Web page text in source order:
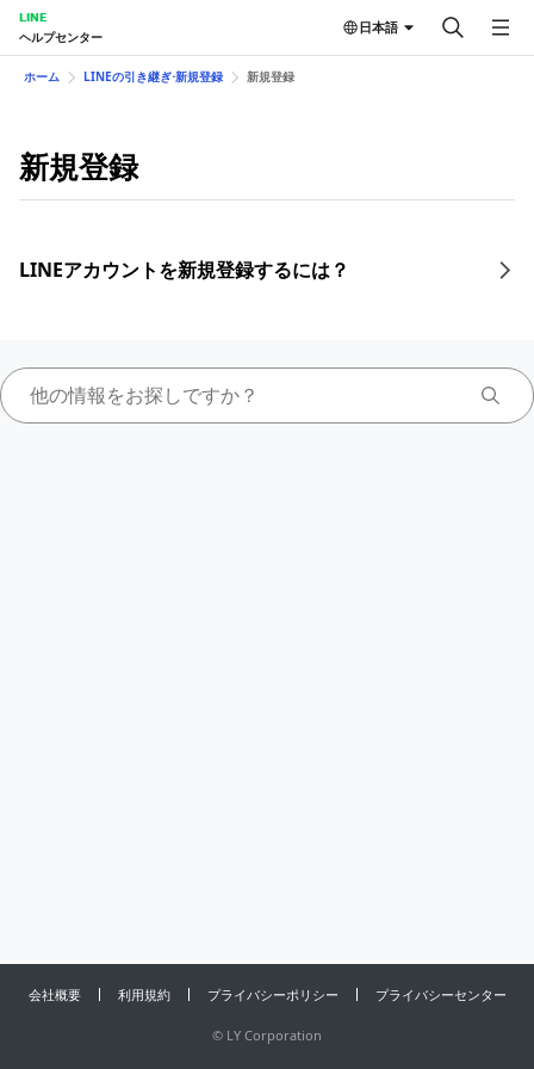
LINE
ヘルプセンター
日本語
ホーム LINEの引き継ぎ⋅新規登録 新規登録
新規登録
LINEアカウントを新規登録するには？
会社概要 利用規約 プライバシーポリシー プライバシーセンター
© LY Corporation